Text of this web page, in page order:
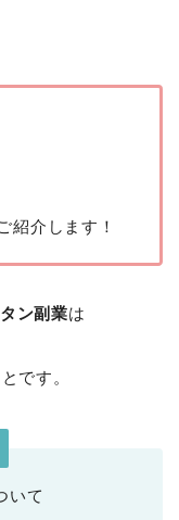
紹介します！
ン副業は
です。
いて